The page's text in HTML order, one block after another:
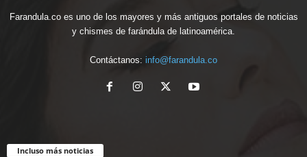
Farandula.co es uno de los mayores y más antiguos portales de noticias
y chismes de farándula de latinoamérica.
Contáctanos: info@farandula.co
Incluso más noticias